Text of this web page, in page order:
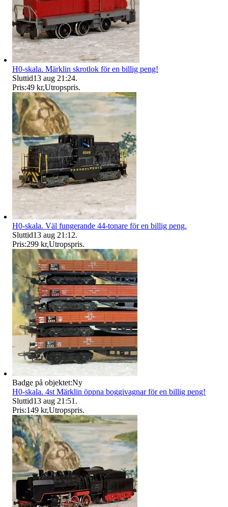
H0-skala. Märklin skrotlok för en billig peng!
Sluttid13 aug 21:24.
Pris:49 kr,Utropspris.
H0-skala. Väl fungerande 44-tonare för en billig peng.
Sluttid13 aug 21:12.
Pris:299 kr,Utropspris.
Badge på objektet:Ny
H0-skala. 4st Märklin öppna boggivagnar för en billig peng!
Sluttid13 aug 21:51 .
Pris:149 kr,Utropspris.